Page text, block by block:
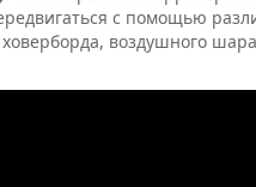
с помощью
воздушного